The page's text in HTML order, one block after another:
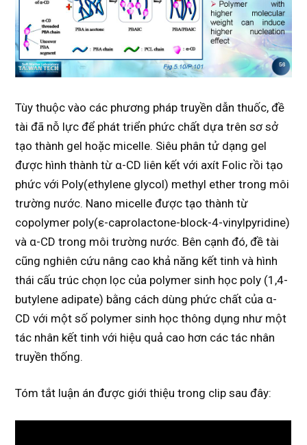
Tùy thuộc vào các phương pháp truyền dẫn thuốc, đề
tài đã nỗ lực để phát triển phức chất dựa trên sơ sở
tạo thành gel hoặc micelle. Siêu phân tử dạng gel
được hình thành từ α-CD liên kết với axít Folic rồi tạo
phức với Poly(ethylene glycol) methyl ether trong môi
trường nước. Nano micelle được tạo thành từ
copolymer poly(ε-caprolactone-block-4-vinylpyridine)
và α-CD trong môi trường nước. Bên cạnh đó, đề tài
cũng nghiên cứu nâng cao khả năng kết tinh và hình
thái cấu trúc chọn lọc của polymer sinh học poly (1,4-
butylene adipate) bằng cách dùng phức chất của α-
CD với một số polymer sinh học thông dụng như một
tác nhân kết tinh với hiệu quả cao hơn các tác nhân
truyền thống.
Tóm tắt luận án được giới thiệu trong clip sau đây: